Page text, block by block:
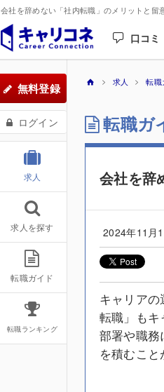
会社を辞めない「社内転職」のメリットと留
口コミ
無料登録
ログイン
求人
求人を探す
転職ガイド
転職ランキング
求人 転職
転職ガ
会社を辞
2024年11月
キャリア
転職」もキ
部署や職務
を積むこと